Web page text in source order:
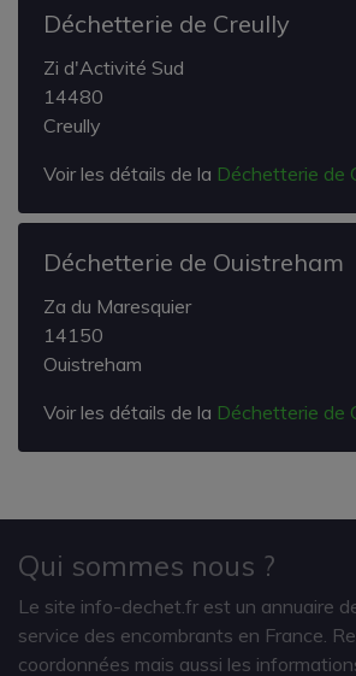
Déchetterie de Creully
Zi d'Activité Sud
14480
Creully
Voir les détails de la Déchetterie de
Déchetterie de Ouistreham
Za du Maresquier
14150
Ouistreham
Voir les détails de la Déchetterie de
Qui sommes nous ?
Le site info-dechet.fr est un annuaire
service des encombrants en France.
coordonnées mais aussi les